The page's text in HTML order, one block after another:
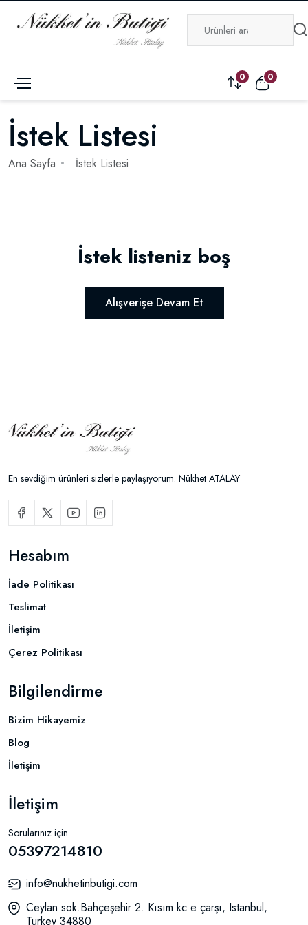
0 0
İstek Listesi
Ana Sayfa İstek Listesi
İstek listeniz boş
Alışverişe Devam Et
En sevdiğim ürünleri sizlerle paylaşıyorum. Nükhet ATALAY
Hesabım
İade Politikası
Teslimat
İletişim
Çerez Politikası
Bilgilendirme
Bizim Hikayemiz
Blog
İletişim
İletişim
Sorularınız için
05397214810
info@nukhetinbutigi.com
Ceylan sok.Bahçeşehir 2. Kısım kc e çarşı, Istanbul,
Turkey 34880